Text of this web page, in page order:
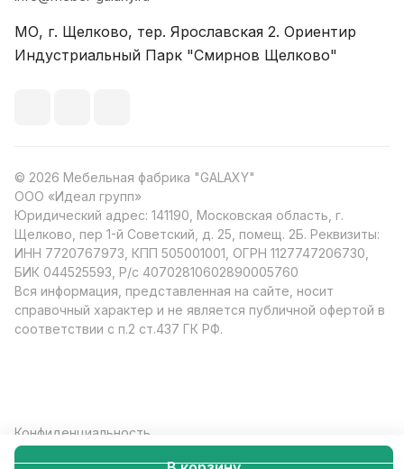
МО, г. Щелково, тер. Ярославская 2. Ориентир
Индустриальный Парк "Смирнов Щелково"
© 2026 Мебельная фабрика "GALAXY"
ООО «Идеал групп»
Юридический адрес: 141190, Московская область, г.
Щелково, пер 1-й Советский, д. 25, помещ. 2Б. Реквизиты:
ИНН 7720767973, КПП 505001001, ОГРН 1127747206730,
БИК 044525593, Р/с 40702810602890005760
Вся информация, представленная на сайте, носит
справочный характер и не является публичной офертой в
соответствии с п.2 ст.437 ГК РФ.
Конфиденциальность